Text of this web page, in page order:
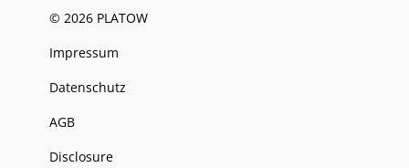
© 2026 PLATOW
Impressum
Datenschutz
AGB
Disclosure